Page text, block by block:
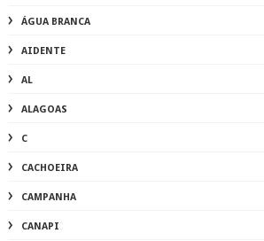
ÁGUA BRANCA
AIDENTE
AL
ALAGOAS
C
CACHOEIRA
CAMPANHA
CANAPI